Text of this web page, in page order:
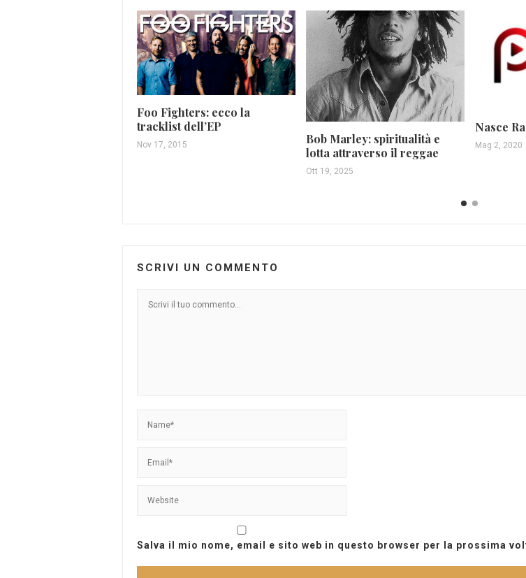
Foo Fighters: ecco la
tracklist dell’EP
Nov 17, 2015
Bob Marley: spiritualità e
lotta attraverso il reggae
Ott 19, 2025
Nasce
Mag 2, 2020
SCRIVI UN COMMENTO
Salva il mio nome, email e sito web in questo browser per la prossima